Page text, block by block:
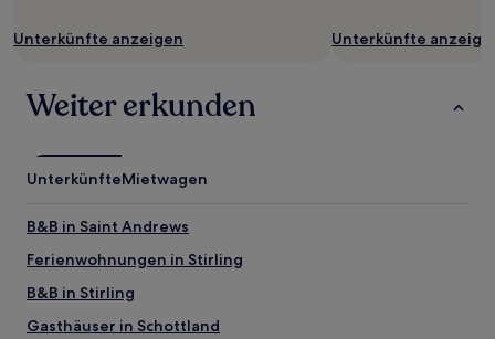
Unterkünfte anzeigen Unterkünfte
Weiter erkunden
UnterkünfteMietwagen
B&B in Saint Andrews
Ferienwohnungen in Stirling
B&B in Stirling
Gasthäuser in Schottland